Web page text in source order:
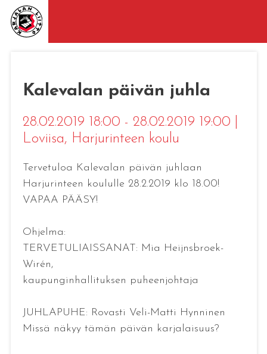
Kalevalan päivän juhla
28.02.2019 18:00 - 28.02.2019 19:00
Loviisa, Harjurinteen koulu
Tervetuloa Kalevalan päivän juhlaan
Harjurinteen koululle 28.2.2019 klo 18.00!
VAPAA PÄÄSY!
Ohjelma:
TERVETULIAISSANAT: Mia Heijnsbroek-
Wirén,
kaupunginhallituksen puheenjohtaja
JUHLAPUHE: Rovasti Veli-Matti Hynninen
Missä näkyy tämän päivän karjalaisuus?